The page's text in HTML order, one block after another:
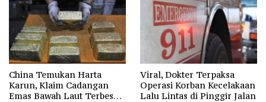
China Temukan Harta
Karun, Klaim Cadangan
Emas Bawah Laut Terbesar
Viral, Dokter Terpaksa
Operasi Korban Kecelakaan
Lalu Lintas di Pinggir Jalan